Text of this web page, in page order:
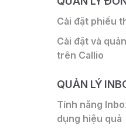
Cài đặt phiếu
Cài đặt và
trên Callio
QUẢN LÝ
Tính năng
dụng hiệu quả